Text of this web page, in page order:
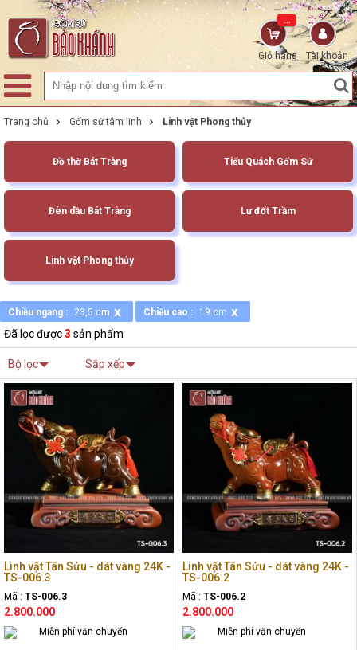
Tài khoản
Giỏ hàng
...
Trang chủ Gốm sứ tâm linh Linh vật Phong thủy
Đồ thờ Bát Tràng Tiểu Quách Gốm Sứ
Đèn dầu Bát Tràng Lư đốt Trầm
Linh vật Phong thủy
Chiều ngang : 23,5 cm x Chiều cao : 19 cm x
Đã lọc được3 sản phẩm
Bộ lọc Sắp xếp
Linh vật Tân Sửu - dát vàng 24K -
TS-006.3
Mã : TS-006.3
2.800.000
Miễn phí vận chuyển
Linh vật Tân Sửu - dát vàng 24K -
TS-006.2
Mã : TS-006.2
2.800.000
Miễn phí vận chuyển